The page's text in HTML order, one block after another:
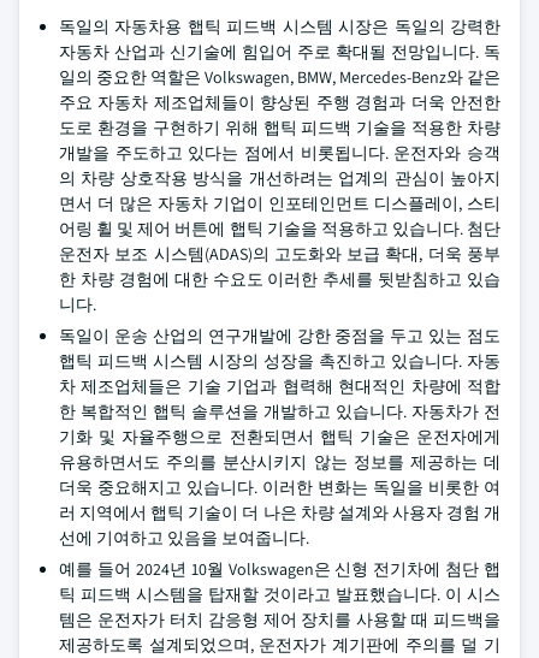
독일의 자동차용 햅틱 피드백 시스템 시장은 독일의 강력한
자동차 산업과 신기술에 힘입어 주로 확대될 전망입니다. 독
일의 중요한 역할은 Volkswagen, BMW, Mercedes-Benz와 같은
주요 자동차 제조업체들이 향상된 주행 경험과 더욱 안전한
도로 환경을 구현하기 위해 햅틱 피드백 기술을 적용한 차량
개발을 주도하고 있다는 점에서 비롯됩니다. 운전자와 승객
의 차량 상호작용 방식을 개선하려는 업계의 관심이 높아지
면서 더 많은 자동차 기업이 인포테인먼트 디스플레이, 스티
어링 휠 및 제어 버튼에 햅틱 기술을 적용하고 있습니다. 첨단
운전자 보조 시스템(ADAS)의 고도화와 보급 확대, 더욱 풍부
한 차량 경험에 대한 수요도 이러한 추세를 뒷받침하고 있습
니다.
독일이 운송 산업의 연구개발에 강한 중점을 두고 있는 점도
햅틱 피드백 시스템 시장의 성장을 촉진하고 있습니다. 자동
차 제조업체들은 기술 기업과 협력해 현대적인 차량에 적합
한 복합적인 햅틱 솔루션을 개발하고 있습니다. 자동차가 전
기화 및 자율주행으로 전환되면서 햅틱 기술은 운전자에게
유용하면서도 주의를 분산시키지 않는 정보를 제공하는 데
더욱 중요해지고 있습니다. 이러한 변화는 독일을 비롯한 여
러 지역에서 햅틱 기술이 더 나은 차량 설계와 사용자 경험 개
선에 기여하고 있음을 보여줍니다.
예를 들어 2024년 10월 Volkswagen은 신형 전기차에 첨단 햅
틱 피드백 시스템을 탑재할 것이라고 발표했습니다. 이 시스
템은 운전자가 터치 감응형 제어 장치를 사용할 때 피드백을
제공하도록 설계되었으며, 운전자가 계기판에 주의를 덜 기